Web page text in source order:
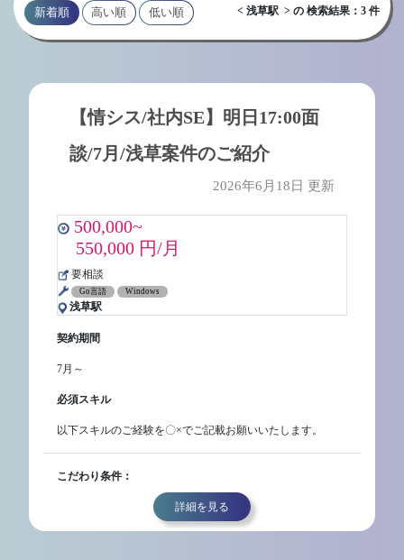
新着順
高い順
低い順 < 浅草駅 > の 検索結果：3 件
【情シス/社内SE】明日17:00面
談/7月/浅草案件のご紹介
2026年6月18日 更新
500,000~
550,000 円/月
要相談
Go言語 Windows
浅草駅
契約期間
7月～
必須スキル
以下スキルのご経験を〇×でご記載お願いいたします。
こだわり条件：
詳細を見る